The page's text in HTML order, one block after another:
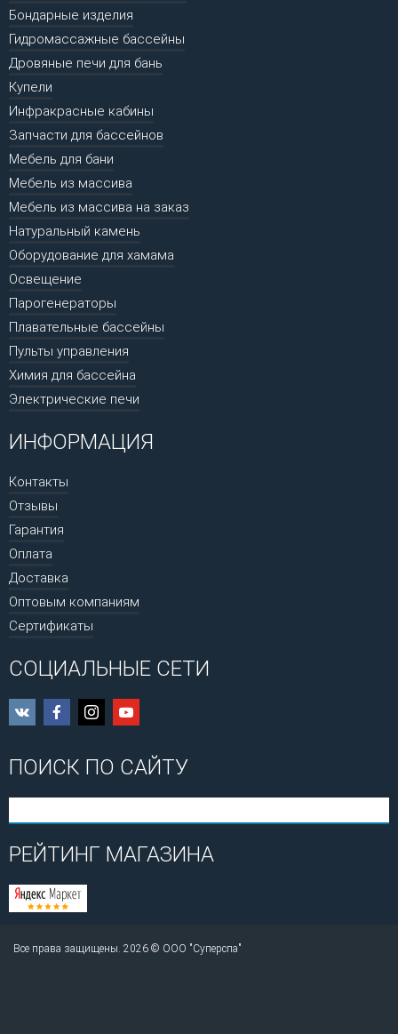
Бондарные изделия
Гидромассажные бассейны
Дровяные печи для бань
Купели
Инфракрасные кабины
Запчасти для бассейнов
Мебель для бани
Мебель из массива
Мебель из массива на заказ
Натуральный камень
Оборудование для хамама
Освещение
Парогенераторы
Плавательные бассейны
Пульты управления
Химия для бассейна
Электрические печи
ИНФОРМАЦИЯ
Контакты
Отзывы
Гарантия
Оплата
Доставка
Оптовым компаниям
Сертификаты
СОЦИАЛЬНЫЕ СЕТИ
ПОИСК ПО САЙТУ
РЕЙТИНГ МАГАЗИНА
Все права защищены. 2026 © ООО "Суперспа"